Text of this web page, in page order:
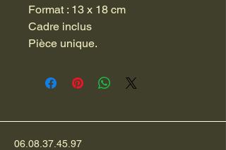
Format : 13 x 18 cm
Cadre inclus
Pièce unique.
06.08.37.45.97